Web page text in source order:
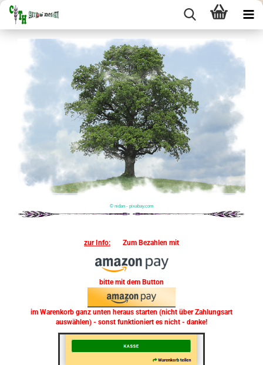
© nidan - pixabay.com
zur Info: Zum Bezahlen mit
bitte mit dem Button
im Warenkorb ganz unten heraus starten (nicht über Zahlungsart
auswählen) - sonst funktioniert es nicht - danke!